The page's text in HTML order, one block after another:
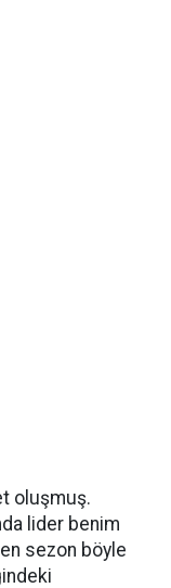
oluşmuş.
lider benim
sezon böyle